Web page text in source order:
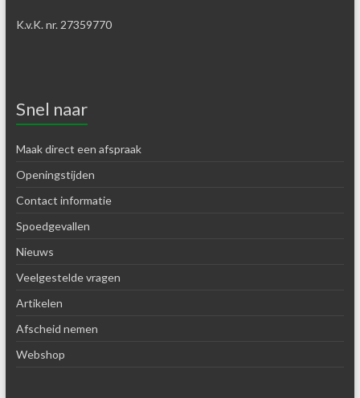
K.v.K. nr. 27359770
Snel naar
Maak direct een afspraak
Openingstijden
Contact informatie
Spoedgevallen
Nieuws
Veelgestelde vragen
Artikelen
Afscheid nemen
Webshop